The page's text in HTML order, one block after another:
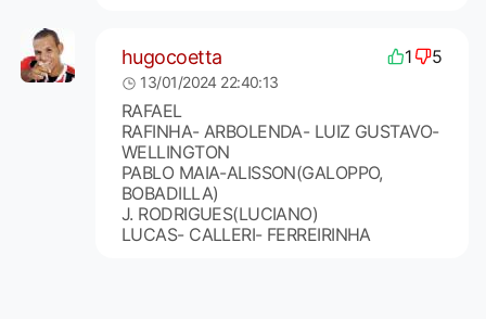
hugocoetta 1 5
13/01/2024 22:40:13
RAFAEL
RAFINHA- ARBOLENDA- LUIZ GUSTAVO-
WELLINGTON
PABLO MAIA-ALISSON(GALOPPO,
BOBADILLA)
J. RODRIGUES(LUCIANO)
LUCAS- CALLERI- FERREIRINHA